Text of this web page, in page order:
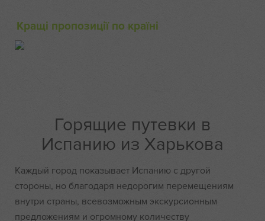
Кращі пропозиції по країні
Горящие путевки в
Испанию из Харькова
Каждый город показывает Испанию с другой
стороны, но благодаря недорогим перемещениям
внутри страны, всевозможным экскурсионным
предложениям и огромному количеству